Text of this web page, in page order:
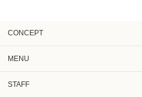
CONCEPT
MENU
STAFF